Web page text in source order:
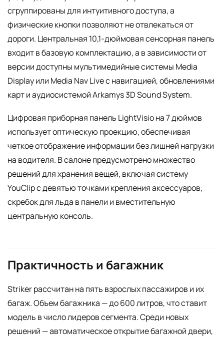
сгруппированы для интуитивного доступа, а
физические кнопки позволяют не отвлекаться от
дороги. Центральная 10,1-дюймовая сенсорная панель
входит в базовую комплектацию, а в зависимости от
версии доступны мультимедийные системы Media
Display или Media Nav Live с навигацией, обновлениями
карт и аудиосистемой Arkamys 3D Sound System.
Цифровая приборная панель LightVisio на 7 дюймов
использует оптическую проекцию, обеспечивая
четкое отображение информации без лишней нагрузки
на водителя. В салоне предусмотрено множество
решений для хранения вещей, включая систему
YouClip с девятью точками крепления аксессуаров,
скребок для льда в панели и вместительную
центральную консоль.
Практичность и багажник
Striker рассчитан на пять взрослых пассажиров и их
багаж. Объем багажника — до 600 литров, что ставит
модель в число лидеров сегмента. Среди новых
решений — автоматическое открытие багажной двери,